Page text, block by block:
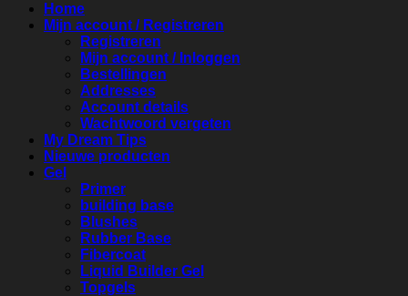
Home
Mijn account / Registreren
Registreren
Mijn account / Inloggen
Bestellingen
Addresses
Account details
Wachtwoord vergeten
My Dream Tips
Nieuwe producten
Gel
Primer
building base
Blushes
Rubber Base
Fibercoat
Liquid Builder Gel
Topgels